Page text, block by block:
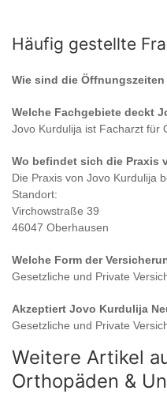
Häufig gestellte
Wie sind die Öffnungszeiten
Welche Fachgebiete deckt
Jovo Kurdulija ist Facharzt für
Wo befindet sich die Praxis
Die Praxis von Jovo Kurdulija
Standort:
Virchowstraße 39
46047 Oberhausen
Welche Form der
Gesetzliche und Private
Akzeptiert Jovo Kurdulija
Gesetzliche und Private
Weitere Artikel
Orthopäden &